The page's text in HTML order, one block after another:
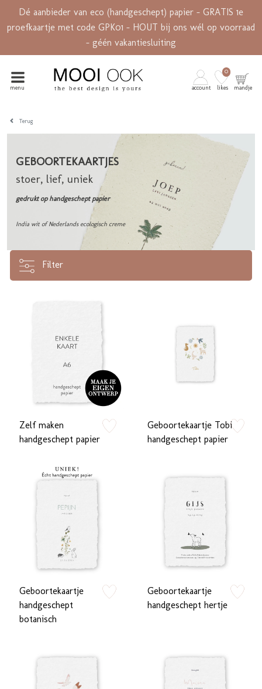
Dé aanbieder van eco (handgeschept) papier - GRATIS 1e
proefkaartje met code GPK01 - HOUT bij ons wél op voorraad
- géén vakantiesluiting
menu account likes
0
mandje
Terug
GEBOORTEKAARTJES
stoer, lief, uniek
gedrukt op handgeschept papier
India wit of Nederlands ecologisch creme
Filter
Zelf maken
handgeschept papier
zet op verlanglijstje
Geboortekaartje Tobi
handgeschept papier
Geboortekaartje
handgeschept
botanisch
zet op verlanglijstje
Geboortekaartje
handgeschept hertje